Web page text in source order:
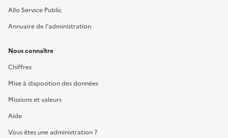
Allo Service Public
Annuaire de l'administration
Nous connaître
Chiffres
Mise à disposition des données
Missions et valeurs
Aide
Vous êtes une administration ?